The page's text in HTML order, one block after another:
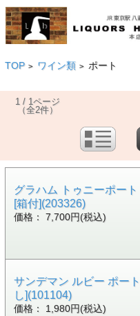
TOP > ワイン類 > ポート
1 / 1ページ
（全2件）
グラハム トゥニーポー
[箱付](203326)
価格： 7,700円(税込)
サンデマン ルビー ポー
し](101104)
価格： 1,980円(税込)